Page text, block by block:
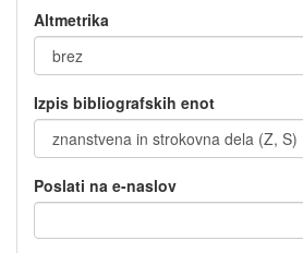
Altmetrika
Izpis bibliografskih enot
Poslati na e-naslov